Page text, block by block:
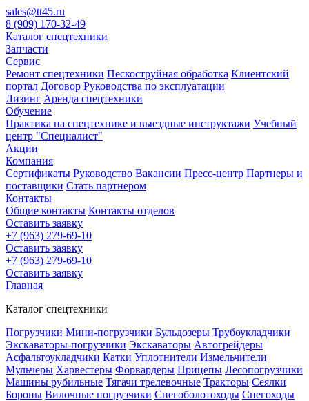
sales@tt45.ru
8 (909) 170-32-49
Каталог спецтехники
Запчасти
Сервис
Ремонт спецтехники Пескоструйная обработка Клиентский
портал Договор Руководства по эксплуатации
Лизинг Аренда спецтехники
Обучение
Практика на спецтехнике и выездные инструктажи Учебный
центр "Специалист"
Акции
Компания
Сертификаты Руководство Вакансии Пресс-центр Партнеры и
поставщики Стать партнером
Контакты
Общие контакты Контакты отделов
Оставить заявку
+7 (963) 279-69-10
Оставить заявку
+7 (963) 279-69-10
Оставить заявку
Главная
Каталог спецтехники
Погрузчики Мини-погрузчики Бульдозеры Трубоукладчики
Экскаваторы-погрузчики Экскаваторы Автогрейдеры
Асфальтоукладчики Катки Уплотнители Измельчители
Мульчеры Харвестеры Форвардеры Прицепы Лесопогрузчики
Машины рубильные Тягачи трелевочные Тракторы Сеялки
Бороны Вилочные погрузчики Снегоболотоходы Снегоходы